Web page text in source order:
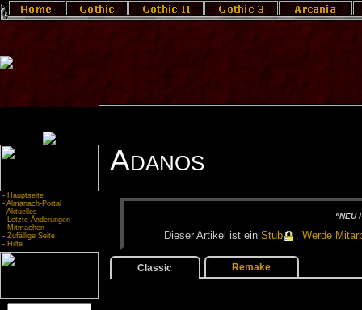
- Hauptseite
- Almanach-Portal
- Aktuelles
- Letzte Änderungen
- Mitmachen
- Zufällige Seite
- Hilfe
Adanos
"NEU
Die­ser Ar­ti­kel ist ein Stub . Wer­de
Classic Remake